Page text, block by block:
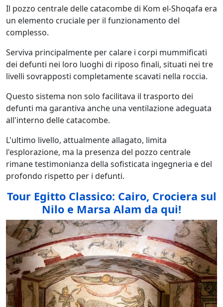
Il pozzo centrale delle catacombe di Kom el-Shoqafa era
un elemento cruciale per il funzionamento del
complesso.
Serviva principalmente per calare i corpi mummificati
dei defunti nei loro luoghi di riposo finali, situati nei tre
livelli sovrapposti completamente scavati nella roccia.
Questo sistema non solo facilitava il trasporto dei
defunti ma garantiva anche una ventilazione adeguata
all'interno delle catacombe.
L'ultimo livello, attualmente allagato, limita
l'esplorazione, ma la presenza del pozzo centrale
rimane testimonianza della sofisticata ingegneria e del
profondo rispetto per i defunti.
Tour Egitto Classico: Cairo, Crociera sul
Nilo e Marsa Alam da qui!